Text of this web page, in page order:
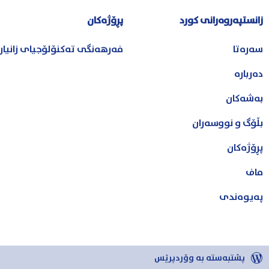
زانستپەروەرانی کورد
سەرەتا
دەربارە
بەشەکان
بڵۆگ و نووسەران
پڕۆژەکان
ماف
پەیوەندی
پڕۆژەکان
فەرهەنگی تەکنۆلۆجیای
پشتبەستە بە وۆردپرێس